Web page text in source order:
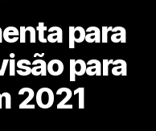
para
para
2021